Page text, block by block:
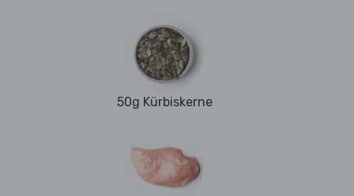
50g Kürbiskerne